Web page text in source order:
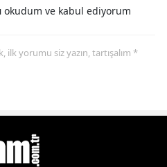
okudum ve kabul ediyorum
yorumu siz yazın, tartışalım *